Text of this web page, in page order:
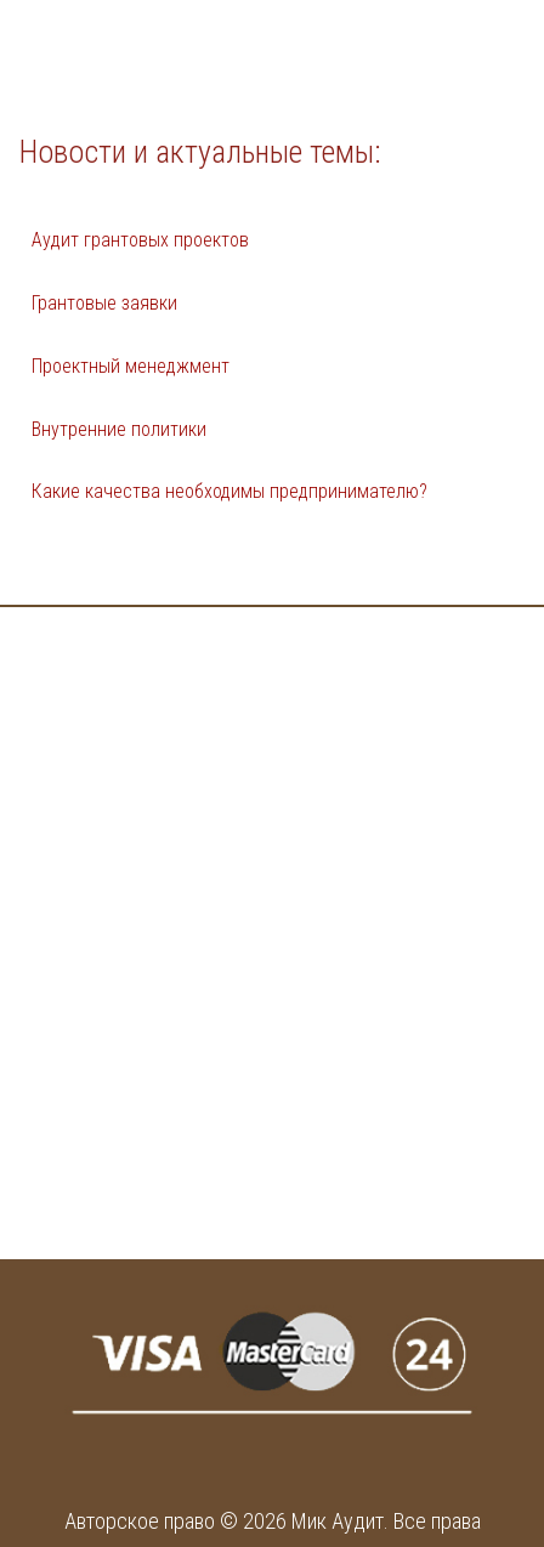
Новости и актуальные темы:
Аудит грантовых проектов
Грантовые заявки
Проектный менеджмент
Внутренние политики
Какие качества необходимы предпринимателю?
Авторское право © 2026 Мик Аудит. Все права